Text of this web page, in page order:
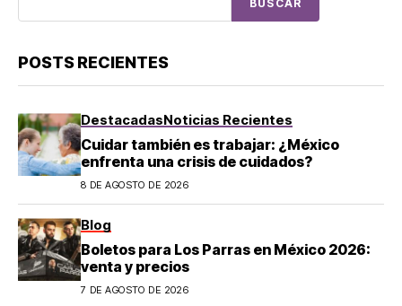
BUSCAR
POSTS RECIENTES
DestacadasNoticias Recientes
Cuidar también es trabajar: ¿México
enfrenta una crisis de cuidados?
8 DE AGOSTO DE 2026
Blog
Boletos para Los Parras en México 2026:
venta y precios
7 DE AGOSTO DE 2026